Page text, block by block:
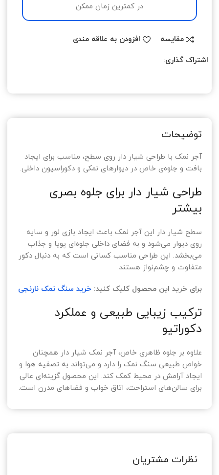
در کمترین زمان ممکن
مقایسه افزودن به علاقه مندی
اشتراک گذاری:
توضیحات
آجر نمک با طراحی شیار دار روی سطح، مناسب برای ایجاد
بافت و جلوه‌ی خاص در دیوارهای نمکی و دکوراسیون داخلی.
طراحی شیار دار برای جلوه بصری
بیشتر
سطح شیار دار این آجر نمک باعث ایجاد بازی نور و سایه
روی دیوار می‌شود و به فضای داخلی جلوه‌ای پویا و جذاب
می‌بخشد. این طراحی مناسب کسانی است که به دنبال دکور
متفاوت و چشم‌نواز هستند.
برای خرید این محصول کلیک کنید: خرید سنگ نمک نارنجی
ترکیب زیبایی طبیعی و عملکرد
دکوراتیو
علاوه بر جلوه ظاهری خاص، آجر نمک شیار دار همچنان
خواص طبیعی سنگ نمک را دارد و می‌تواند به تصفیه هوا و
ایجاد آرامش در محیط کمک کند. این محصول گزینه‌ای عالی
برای سالن‌های استراحت، اتاق خواب و فضاهای مدرن است.
نظرات مشتریان